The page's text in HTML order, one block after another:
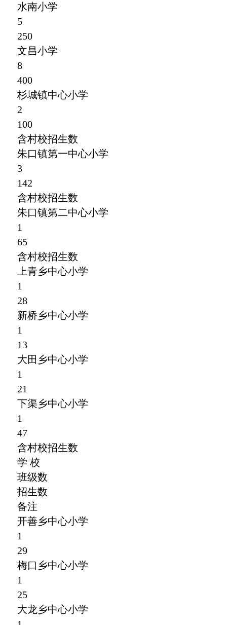
水南小学
5
250
文昌小学
8
400
杉城镇中心小学
2
100
含村校招生数
朱口镇第一中心小学
3
142
含村校招生数
朱口镇第二中心小学
1
65
含村校招生数
上青乡中心小学
1
28
新桥乡中心小学
1
13
大田乡中心小学
1
21
下渠乡中心小学
1
47
含村校招生数
学 校
班级数
招生数
备注
开善乡中心小学
1
29
梅口乡中心小学
1
25
大龙乡中心小学